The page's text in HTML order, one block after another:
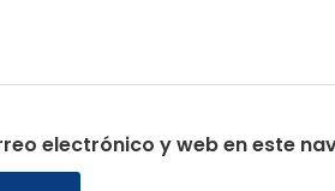
electrónico y web en este